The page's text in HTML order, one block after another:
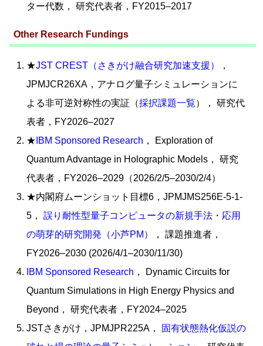
ター代数， 研究代表者，FY2015–2017
Other Research Fundings
★JST CREST（さきがけ融合研究加速支援）
，
JPMJCR26XA，アナログ量子シミュレーションに
よる非可逆対称性の実証（採択課題一覧）， 研究代
表者，FY2026–2027
★ IBM Sponsored Research ， Exploration of
Quantum Advantage in Holographic Models， 研究
代表者，FY2026–2029（2026/2/5–2030/2/4）
★内閣府ムーンショット目標6，JPMJMS256E-5-1-
5，誤り耐性型量子コンピュータの新規手法・応用
の萌芽的研究開発（小芦PM）
， 課題推進者，
FY2026–2030 (2026/4/1–2030/11/30)
IBM Sponsored Research ， Dynamic Circuits for
Quantum Simulations in High Energy Physics and
Beyond， 研究代表者，FY2024–2025
JSTさきがけ，JPMJPR225A， 固有状態熱化仮説の